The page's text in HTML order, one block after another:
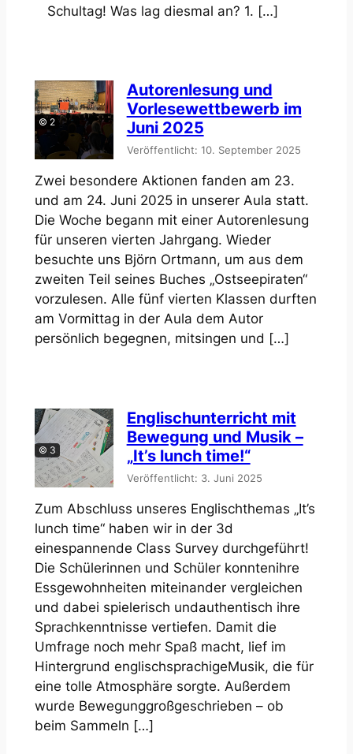
Schultag! Was lag diesmal an? 1. […]
© 2
Autorenlesung und
Vorlesewettbewerb im
Juni 2025
Veröffentlicht: 10. September 2025
Zwei besondere Aktionen fanden am 23.
und am 24. Juni 2025 in unserer Aula statt.
Die Woche begann mit einer Autorenlesung
für unseren vierten Jahrgang. Wieder
besuchte uns Björn Ortmann, um aus dem
zweiten Teil seines Buches „Ostseepiraten“
vorzulesen. Alle fünf vierten Klassen durften
am Vormittag in der Aula dem Autor
persönlich begegnen, mitsingen und […]
© 3
Englischunterricht mit
Bewegung und Musik –
„It’s lunch time!“
Veröffentlicht: 3. Juni 2025
Zum Abschluss unseres Englischthemas „It’s
lunch time“ haben wir in der 3d
einespannende Class Survey durchgeführt!
Die Schülerinnen und Schüler konntenihre
Essgewohnheiten miteinander vergleichen
und dabei spielerisch undauthentisch ihre
Sprachkenntnisse vertiefen. Damit die
Umfrage noch mehr Spaß macht, lief im
Hintergrund englischsprachigeMusik, die für
eine tolle Atmosphäre sorgte. Außerdem
wurde Bewegunggroßgeschrieben – ob
beim Sammeln […]